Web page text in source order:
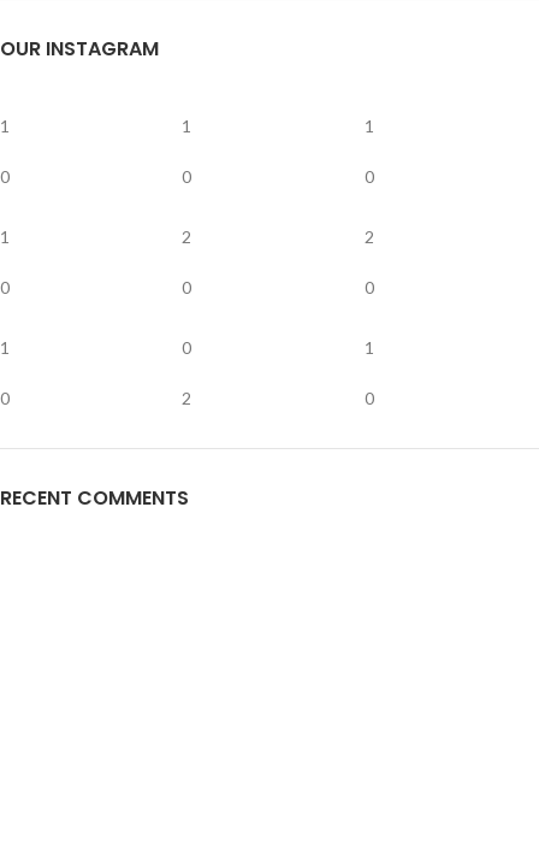
OUR INSTAGRAM
1
0
1
0
1
0
1
0
2
0
2
0
1
0
0
2
1
0
RECENT COMMENTS